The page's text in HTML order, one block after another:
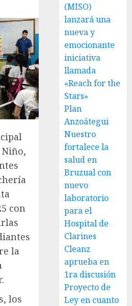
con
la
los
(MISO)
lanzará una
nueva y
emocionante
iniciativa
llamada
«Reach for the
Stars»
Plan
Anzoátegui
Nuestro
fortalece la
salud en
Bruzual con
nuevo
laboratorio
para el
Hospital de
Clarines
Cleanz
aprueba en
1ra discusión
Proyecto de
Ley en cuanto